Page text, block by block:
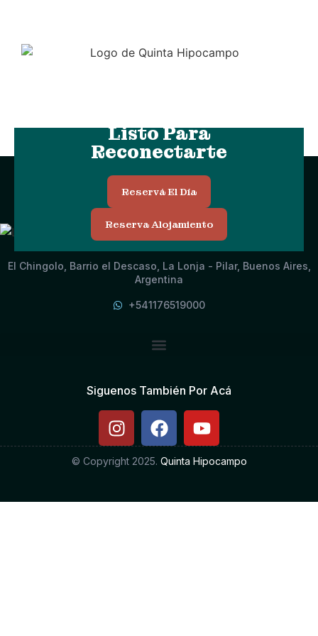
Listo Para
Reconectarte
Reservá El Día
Reserva Alojamiento
El Chingolo, Barrio el Descaso, La Lonja - Pilar, Buenos Aires,
Argentina
+541176519000
Siguenos También Por Acá
© Copyright 2025. Quinta Hipocampo